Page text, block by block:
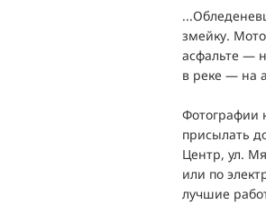
змейку.
асфальте —
в реке — на
Фотографии
присылать
Центр, ул.
или по
лучшие